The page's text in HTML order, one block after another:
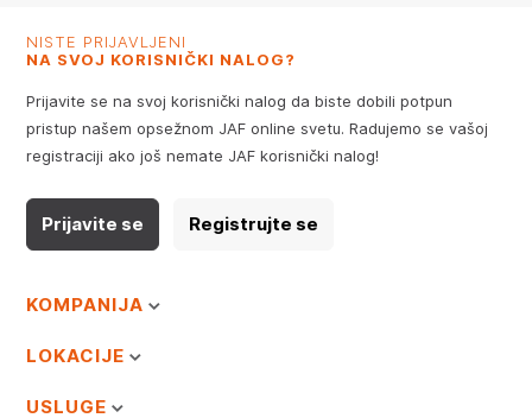
NISTE PRIJAVLJENI
NA SVOJ KORISNIČKI NALOG?
Prijavite se na svoj korisnički nalog da biste dobili potpun
pristup našem opsežnom JAF online svetu. Radujemo se vašoj
registraciji ako još nemate JAF korisnički nalog!
Prijavite se Registrujte se
KOMPANIJA
LOKACIJE
USLUGE